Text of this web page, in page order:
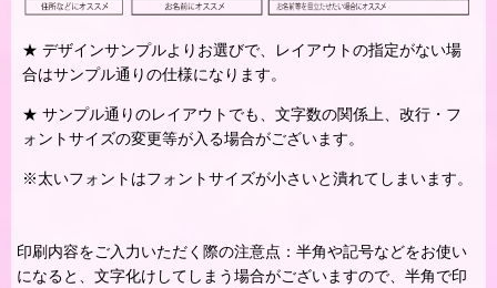
★ デザインサンプルよりお選びで、レイアウトの指定がない場
合はサンプル通りの仕様になります。
★ サンプル通りのレイアウトでも、文字数の関係上、改行・フ
ォントサイズの変更等が入る場合がございます。
※太いフォントはフォントサイズが小さいと潰れてしまいます。
印刷内容をご入力いただく際の注意点：半角や記号などをお使い
になると、文字化けしてしまう場合がございますので、半角で印